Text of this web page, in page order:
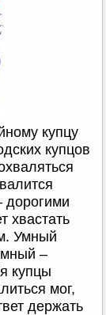
купцу
купцов
дорогими
хвастать
Умный
–
купцы
мог,
держать